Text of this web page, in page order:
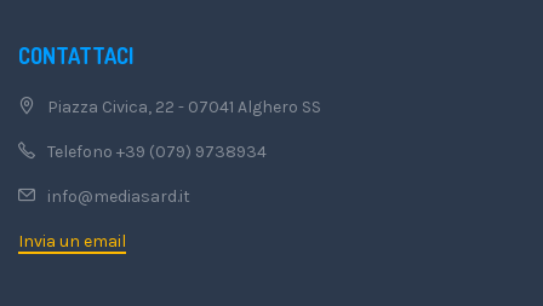
CONTATTACI
Piazza Civica, 22 - 07041 Alghero SS
Telefono +39 (079) 9738934
info@mediasard.it
Invia un email